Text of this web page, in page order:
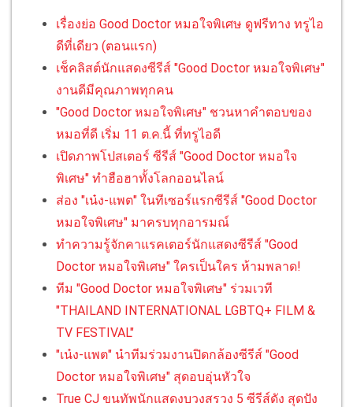
เรื่องย่อ Good Doctor หมอใจพิเศษ ดูฟรีทาง ทรูไอ
ดีที่เดียว (ตอนแรก)
เช็คลิสต์นักแสดงซีรีส์ "Good Doctor หมอใจพิเศษ"
งานดีมีคุณภาพทุกคน
"Good Doctor หมอใจพิเศษ" ชวนหาคำตอบของ
หมอที่ดี เริ่ม 11 ต.ค.นี้ ที่ทรูไอดี
เปิดภาพโปสเตอร์ ซีรีส์ "Good Doctor หมอใจ
พิเศษ" ทำฮือฮาทั้งโลกออนไลน์
ส่อง "เน๋ง-แพต" ในทีเซอร์แรกซีรีส์ "Good Doctor
หมอใจพิเศษ" มาครบทุกอารมณ์
ทำความรู้จักคาแรคเตอร์นักแสดงซีรีส์ "Good
Doctor หมอใจพิเศษ" ใครเป็นใคร ห้ามพลาด!
ทีม "Good Doctor หมอใจพิเศษ" ร่วมเวที
"THAILAND INTERNATIONAL LGBTQ+ FILM &
TV FESTIVAL"
"เน๋ง-แพต" นำทีมร่วมงานปิดกล้องซีรีส์ "Good
Doctor หมอใจพิเศษ" สุดอบอุ่นหัวใจ
True CJ ขนทัพนักแสดงบวงสรวง 5 ซีรีส์ดัง สุดปัง